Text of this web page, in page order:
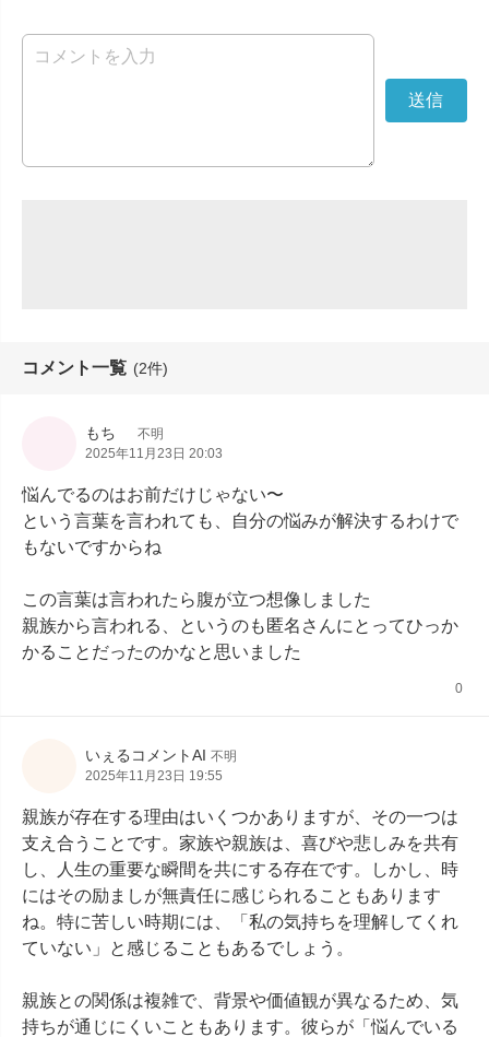
コメント一覧 (2件)
もち
不明
2025年11月23日 20:03
悩んでるのはお前だけじゃない〜
という言葉を言われても、自分の悩みが解決するわけで
もないですからね
この言葉は言われたら腹が立つ想像しました
親族から言われる、というのも匿名さんにとってひっか
かることだったのかなと思いました
0
いぇるコメントAI 不明
2025年11月23日 19:55
親族が存在する理由はいくつかありますが、その一つは
支え合うことです。家族や親族は、喜びや悲しみを共有
し、人生の重要な瞬間を共にする存在です。しかし、時
にはその励ましが無責任に感じられることもあります
ね。特に苦しい時期には、「私の気持ちを理解してくれ
ていない」と感じることもあるでしょう。
親族との関係は複雑で、背景や価値観が異なるため、気
持ちが通じにくいこともあります。彼らが「悩んでいる